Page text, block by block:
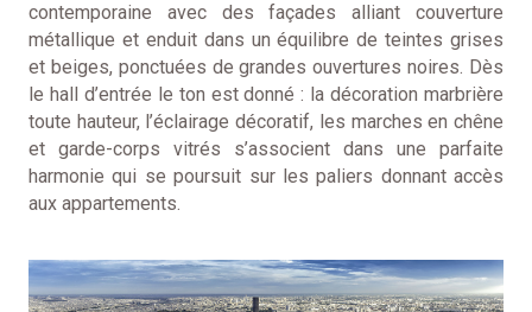
contemporaine avec des façades alliant couverture
métallique et enduit dans un équilibre de teintes grises
et beiges, ponctuées de grandes ouvertures noires. Dès
le hall d’entrée le ton est donné : la décoration marbrière
toute hauteur, l’éclairage décoratif, les marches en chêne
et garde-corps vitrés s’associent dans une parfaite
harmonie qui se poursuit sur les paliers donnant accès
aux appartements.